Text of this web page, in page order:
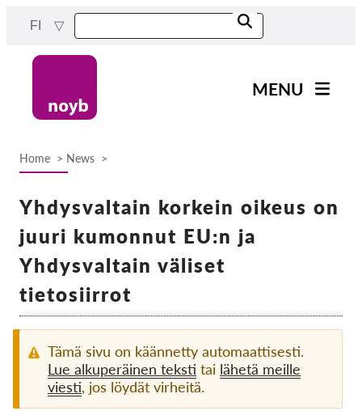
content
FI
MENU
Projektit
Exercise your rights!
Tue meitä!
Jäsenyys
Home News
Yhdysvaltain korkein oikeus on
juuri kumonnut EU:n ja
Yhdysvaltain väliset
tietosiirrot
Tämä sivu on käännetty automaattisesti.
Lue alkuperäinen teksti tai lähetä meille
viesti, jos löydät virheitä.